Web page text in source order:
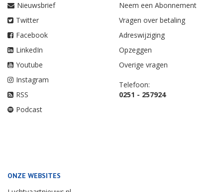
Nieuwsbrief
Twitter
Facebook
LinkedIn
Youtube
Instagram
RSS
Podcast
Neem een Abonnement
Vragen over betaling
Adreswijziging
Opzeggen
Overige vragen
Telefoon:
0251 - 257924
ONZE WEBSITES